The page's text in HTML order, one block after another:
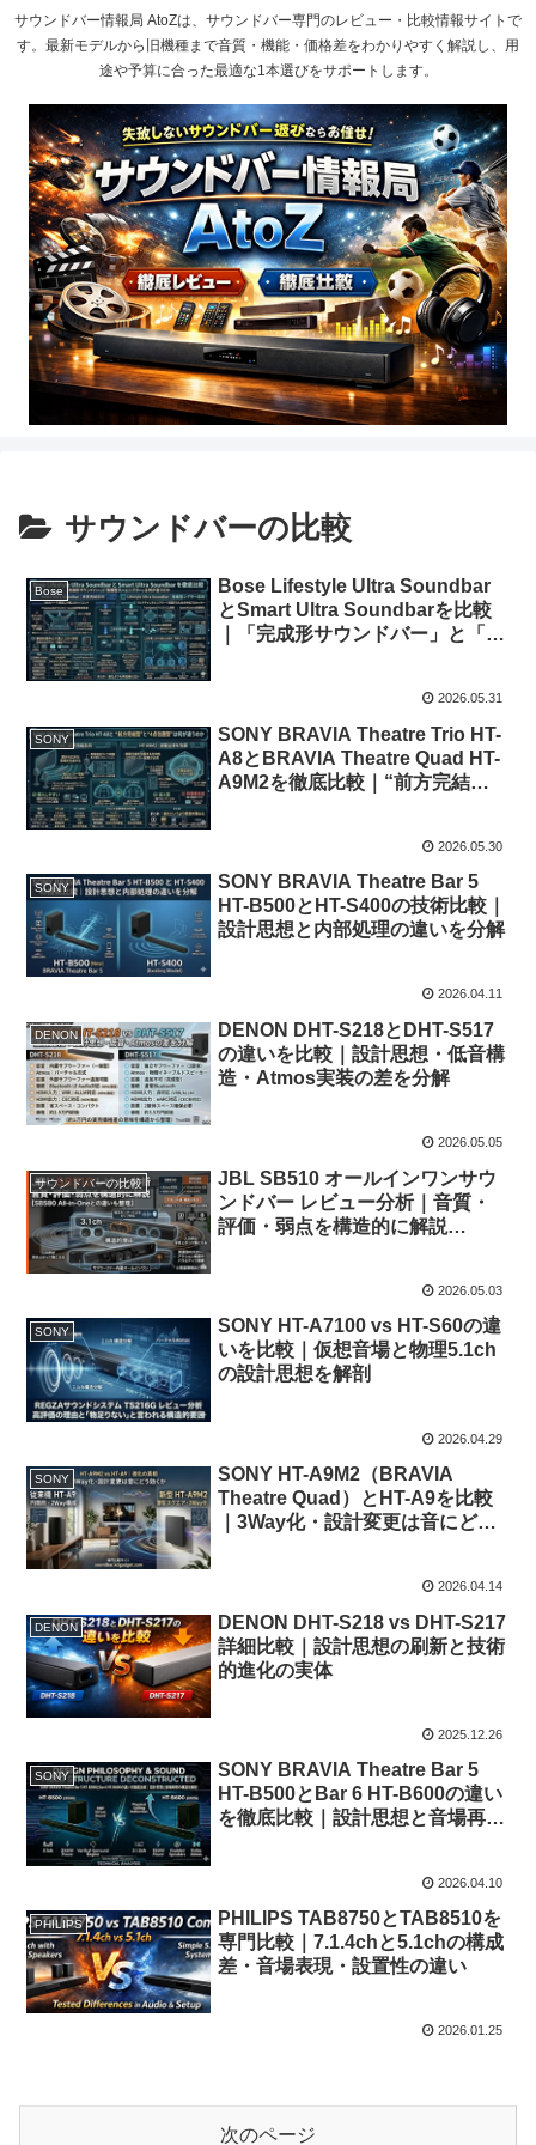
サウンドバー情報局 AtoZは、サウンドバー専門のレビュー・比較情報サイトで
す。最新モデルから旧機種まで音質・機能・価格差をわかりやすく解説し、用
途や予算に合った最適な1本選びをサポートします。
サウンドバーの比較
Bose
Bose Lifestyle Ultra Soundbar
とSmart Ultra Soundbarを比較
｜「完成形サウンドバー」と「発
2026.05.31
SONY
SONY BRAVIA Theatre Trio HT-
A8とBRAVIA Theatre Quad HT-
A9M2を徹底比較｜“前方完結
2026.05.30
SONY
SONY BRAVIA Theatre Bar 5
HT-B500とHT-S400の技術比較｜
設計思想と内部処理の違いを分解
2026.04.11
DENON
DENON DHT-S218とDHT-S517
の違いを比較｜設計思想・低音構
造・Atmos実装の差を分解
2026.05.05
サウンドバーの比較
JBL SB510 オールインワンサウ
ンドバー レビュー分析｜音質・
評価・弱点を構造的に解説
2026.05.03
SONY
SONY HT-A7100 vs HT-S60の違
いを比較｜仮想音場と物理5.1ch
の設計思想を解剖
2026.04.29
SONY
SONY HT-A9M2（BRAVIA
Theatre Quad）とHT-A9を比較
｜3Way化・設計変更は音にどう
2026.04.14
DENON
DENON DHT-S218 vs DHT-S217
詳細比較｜設計思想の刷新と技術
的進化の実体
2025.12.26
SONY
SONY BRAVIA Theatre Bar 5
HT-B500とBar 6 HT-B600の違い
を徹底比較｜設計思想と音場再現
2026.04.10
PHILIPS
PHILIPS TAB8750とTAB8510を
専門比較｜7.1.4chと5.1chの構成
差・音場表現・設置性の違い
2026.01.25
次のページ